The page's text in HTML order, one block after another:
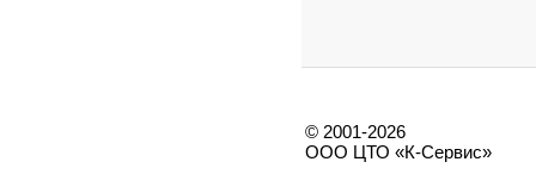
© 2001-2026
ООО ЦТО «К-Сервис»